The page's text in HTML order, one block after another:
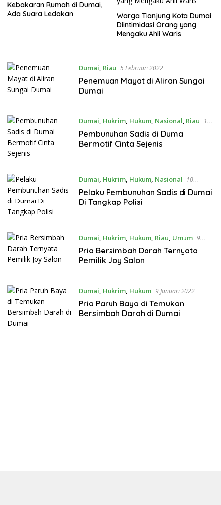
Kebakaran Rumah di Dumai,
Ada Suara Ledakan
Warga Tianjung Kota Dumai
Diintimidasi Orang yang
Mengaku Ahli Waris
Dumai, Riau 5 Februari 2022
Penemuan Mayat di Aliran Sungai
Dumai
Dumai, Hukrim, Hukum, Nasional, Riau
11
Januari 2022
Pembunuhan Sadis di Dumai
Bermotif Cinta Sejenis
Dumai, Hukrim, Hukum, Nasional
10
Januari 2022
Pelaku Pembunuhan Sadis di Dumai
Di Tangkap Polisi
Dumai, Hukrim, Hukum, Riau, Umum 9
Januari 2022
Pria Bersimbah Darah Ternyata
Pemilik Joy Salon
Dumai, Hukrim, Hukum 9 Januari 2022
Pria Paruh Baya di Temukan
Bersimbah Darah di Dumai